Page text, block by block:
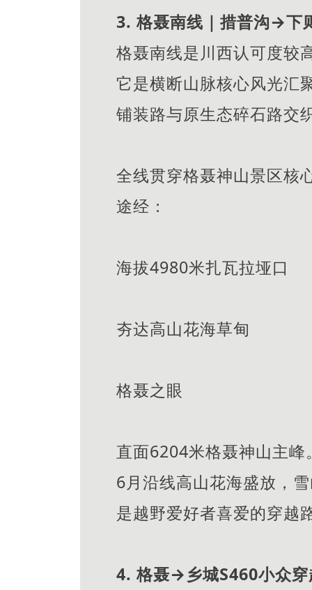
3. 格聂南线｜措普沟→下
格聂南线是川西认可度较
它是横断山脉核心风光汇
铺装路与原生态碎石路交
全线贯穿格聂神山景区核
途经：
海拔4980米扎瓦拉垭口
夯达高山花海草甸
格聂之眼
直面6204米格聂神山主峰
6月沿线高山花海盛放，
是越野爱好者喜爱的穿越
4. 格聂→乡城S460小众穿